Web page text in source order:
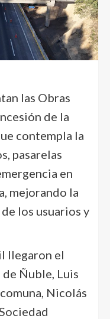
las Obras
de la
contempla la
pasarelas
en
mejorando la
los usuarios y
llegaron el
Ñuble, Luis
Nicolás